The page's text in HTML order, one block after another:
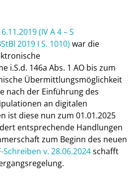
(IV A 4 – S
2019 I S. 1010) war die
i.S.d. 146a Abs. 1 AO bis zum
Übermittlungsmöglichkeit
nach der Einführung des
an digitalen
ist diese nun zum 01.01.2025
entsprechende Handlungen
zum Beginn des neuen
Schreiben v. 28.06.2024schafft